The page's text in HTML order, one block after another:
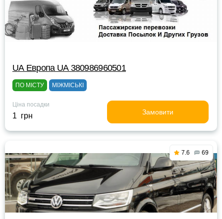
UА Европа UА 380986960501
ПО МІСТУ МІЖМІСЬКІ
Ціна посадки
1 грн Замовити
7.6 69